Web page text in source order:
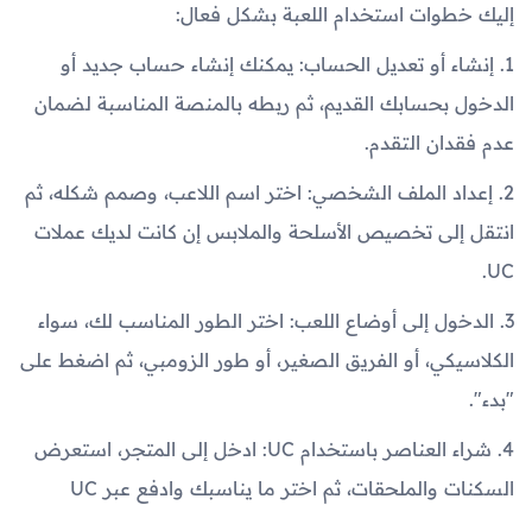
إليك خطوات استخدام اللعبة بشكل فعال:
1. إنشاء أو تعديل الحساب: يمكنك إنشاء حساب جديد أو
الدخول بحسابك القديم، ثم ربطه بالمنصة المناسبة لضمان
عدم فقدان التقدم.
2. إعداد الملف الشخصي: اختر اسم اللاعب، وصمم شكله، ثم
انتقل إلى تخصيص الأسلحة والملابس إن كانت لديك عملات
UC.
3. الدخول إلى أوضاع اللعب: اختر الطور المناسب لك، سواء
الكلاسيكي، أو الفريق الصغير، أو طور الزومبي، ثم اضغط على
"بدء".
4. شراء العناصر باستخدام UC: ادخل إلى المتجر، استعرض
السكنات والملحقات، ثم اختر ما يناسبك وادفع عبر UC